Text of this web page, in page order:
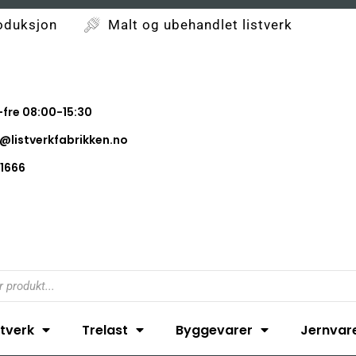
Malt og ubehandlet listverk
08:00-15:30
Trelast Byggevarer